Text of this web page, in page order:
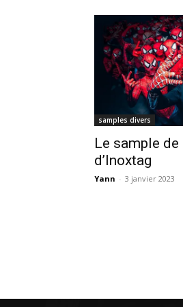
samples divers
Le sample de
d’Inoxtag
Yann - 3 janvier 2023